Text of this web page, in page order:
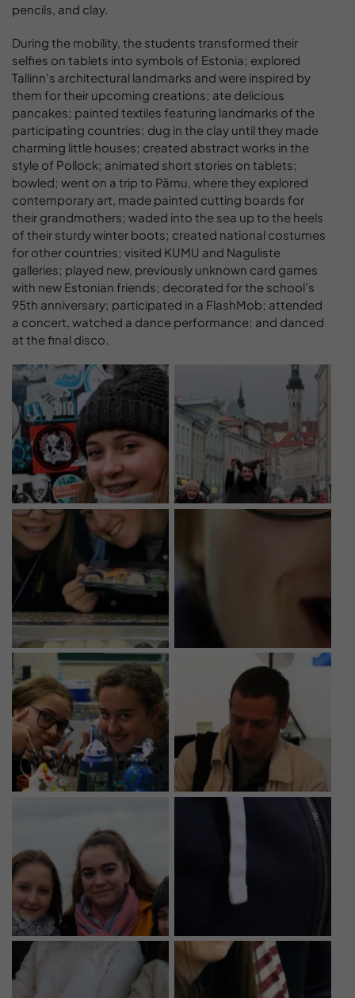
pencils, and clay.
During the mobility, the students transformed their
selfies on tablets into symbols of Estonia; explored
Tallinn's architectural landmarks and were inspired by
them for their upcoming creations; ate delicious
pancakes; painted textiles featuring landmarks of the
participating countries; dug in the clay until they made
charming little houses; created abstract works in the
style of Pollock; animated short stories on tablets;
bowled; went on a trip to Pärnu, where they explored
contemporary art, made painted cutting boards for
their grandmothers; waded into the sea up to the heels
of their sturdy winter boots; created national costumes
for other countries; visited KUMU and Naguliste
galleries; played new, previously unknown card games
with new Estonian friends; decorated for the school’s
95th anniversary; participated in a FlashMob; attended
a concert, watched a dance performance; and danced
at the final disco.